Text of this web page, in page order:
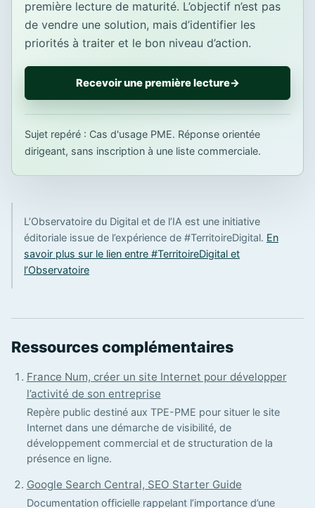
première lecture de maturité. L’objectif n’est pas
de vendre une solution, mais d’identifier les
priorités à traiter et le bon niveau d’action.
Recevoir une première lecture→
Sujet repéré : Cas d'usage PME. Réponse orientée
dirigeant, sans inscription à une liste commerciale.
L’Observatoire du Digital et de l’IA est une initiative
éditoriale issue de l’expérience de #TerritoireDigital. En
savoir plus sur le lien entre #TerritoireDigital et
l’Observatoire
Ressources complémentaires
France Num, créer un site Internet pour développer
l’activité de son entreprise
Repère public destiné aux TPE-PME pour situer le site
Internet dans une démarche de visibilité, de
développement commercial et de structuration de la
présence en ligne.
Google Search Central, SEO Starter Guide
Documentation officielle rappelant l’importance d’une